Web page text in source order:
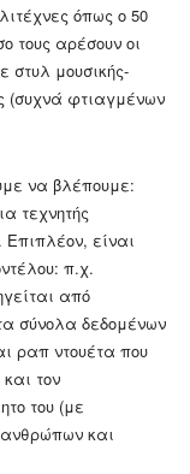
όπως ο 50
τους αρέσουν οι
στυλ μουσικής-
(συχνά φτιαγμένων
να βλέπουμε:
τεχνητής
Επιπλέον, είναι
π.χ.
από
σύνολα δεδομένων
ραπ ντουέτα που
τον
του (με
και